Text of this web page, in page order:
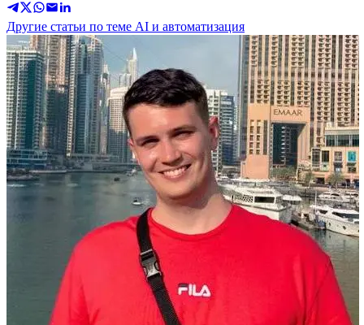
Другие статьи по теме AI и автоматизация